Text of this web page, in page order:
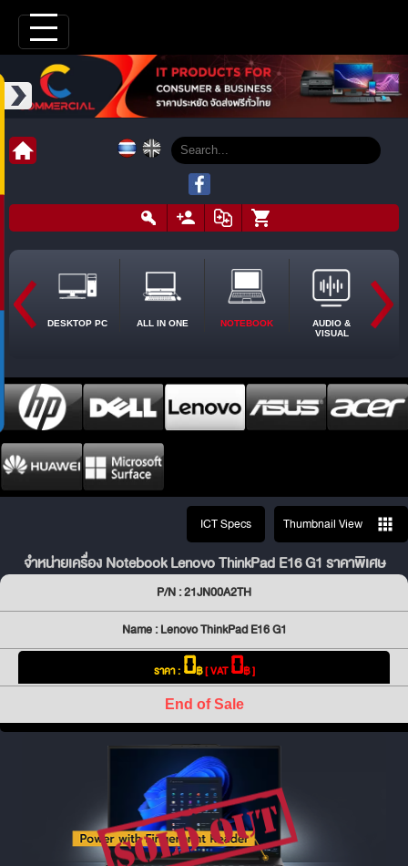
DESKTOP PC ALL IN ONE NOTEBOOK
AUDIO &
VISUAL
ICT Specs Thumbnail View
จำหน่ายเครื่อง Notebook Lenovo ThinkPad E16 G1 ราคาพิเศษ
P/N : 21JN00A2TH
Name : Lenovo ThinkPad E16 G1
ราคา : 0฿[ VAT0฿ ]
End of Sale